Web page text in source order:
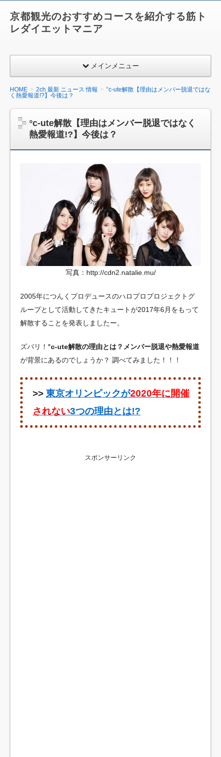
京都観光のおすすめコースを紹介する筋ト
レダイエットマニア
メインメニュー
HOME 2ch 最新 ニュース 情報
°c-ute解散【理由はメンバー脱退ではな
く熱愛報道!?】今後は？
°c-ute解散【理由はメンバー脱退ではなく
熱愛報道!?】今後は？
写真：http://cdn2.natalie.mu/
2005年につんくプロデュースのハロプロプロジェクトグ
ループとして活動してきたキュートが2017年6月をもって
解散することを発表しましたー。
ズバリ！ °c-ute解散の理由とは？メンバー脱退や熱愛報道
が背景にあるのでしょうか？ 調べてみました！！！
>> 東京オリンピックが2020年に開催
されない3つの理由とは!?
スポンサーリンク